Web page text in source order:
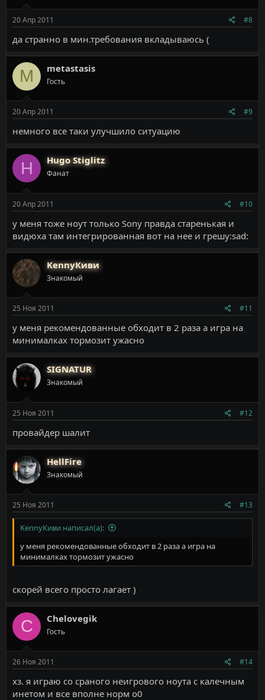
20 Апр 2011 #8
да странно в мин.требования вкладываюсь (
M metastasis
Гость
20 Апр 2011 #9
немного все таки улучшило ситуацию
H Hugo Stiglitz
Фанат
20 Апр 2011 #10
у меня тоже ноут только Sony правда старенькая и
видюха там интегрированная вот на нее и грешу:sad:
KennyКиви
Знакомый
25 Ноя 2011 #11
у меня рекомендованные обходит в 2 раза а игра на
минималках тормозит ужасно
SIGNATUR
Знакомый
25 Ноя 2011 #12
провайдер шалит
HellFire
Знакомый
25 Ноя 2011 #13
KennyКиви написал(а):
у меня рекомендованные обходит в 2 раза а игра на
минималках тормозит ужасно
скорей всего просто лагает )
C Chelovegik
Гость
26 Ноя 2011 #14
хз. я играю со сраного неигрового ноута с калечным
инетом и все вполне норм о0